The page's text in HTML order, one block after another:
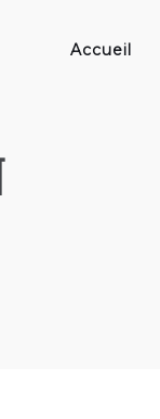
Accueil